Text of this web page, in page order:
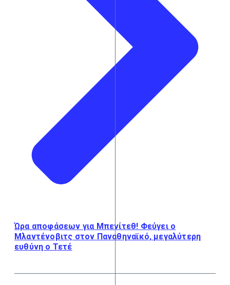
Ώρα αποφάσεων για Μπενίτεθ! Φεύγει ο
Μλαντένοβιτς στον Παναθηναϊκό, μεγαλύτερη
ευθύνη ο Τετέ